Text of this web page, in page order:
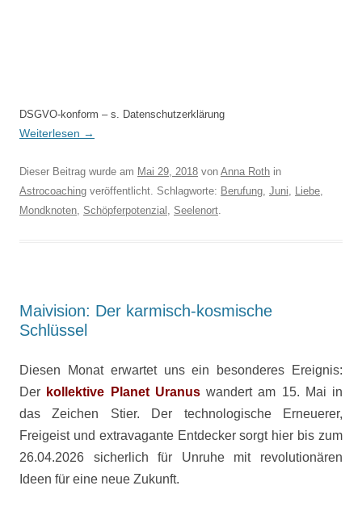
DSGVO-konform – s. Datenschutzerklärung
Weiterlesen →
Dieser Beitrag wurde am Mai 29, 2018 von Anna Roth in
Astrocoaching veröffentlicht. Schlagworte: Berufung, Juni, Liebe,
Mondknoten, Schöpferpotenzial , Seelenort.
Maivision: Der karmisch-kosmische
Schlüssel
Diesen Monat erwartet uns ein besonderes Ereignis:
Der kollektive Planet Uranuswandert am 15. Mai in
das Zeichen Stier. Der technologische Erneuerer,
Freigeist und extravagante Entdecker sorgt hier bis zum
26.04.2026 sicherlich für Unruhe mit revolutionären
Ideen für eine neue Zukunft.